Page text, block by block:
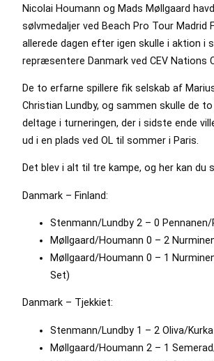
Nicolai Houmann og Mads Møllgaard
sølvmedaljer ved Beach Pro Tour Madrid
allerede dagen efter igen skulle i aktion i
repræsentere Danmark ved CEV Nations
De to erfarne spillere fik selskab af
Christian Lundby, og sammen skulle de
deltage i turneringen, der i sidste ende
ud i en plads ved OL til sommer i Paris.
Det blev i alt til tre kampe, og her kan du
Danmark – Finland:
Stenmann/Lundby 2 – 0 Pennanen/
Møllgaard/Houmann 0 – 2
Møllgaard/Houmann 0 – 1
Set)
Danmark – Tjekkiet:
Stenmann/Lundby 1 – 2 Oliva/Kurka
Møllgaard/Houmann 2 – 1